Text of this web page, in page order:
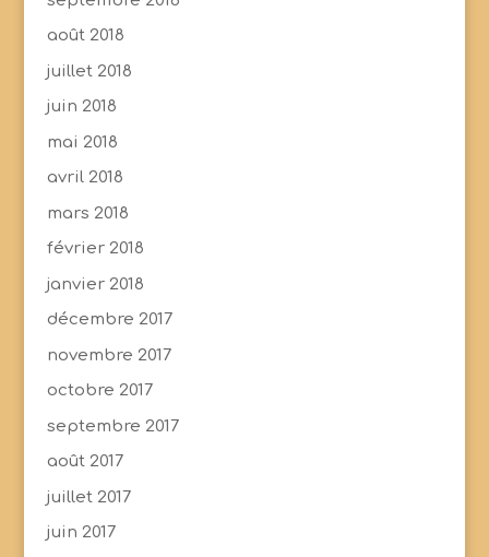
août 2018
juillet 2018
juin 2018
mai 2018
avril 2018
mars 2018
février 2018
janvier 2018
décembre 2017
novembre 2017
octobre 2017
septembre 2017
août 2017
juillet 2017
juin 2017